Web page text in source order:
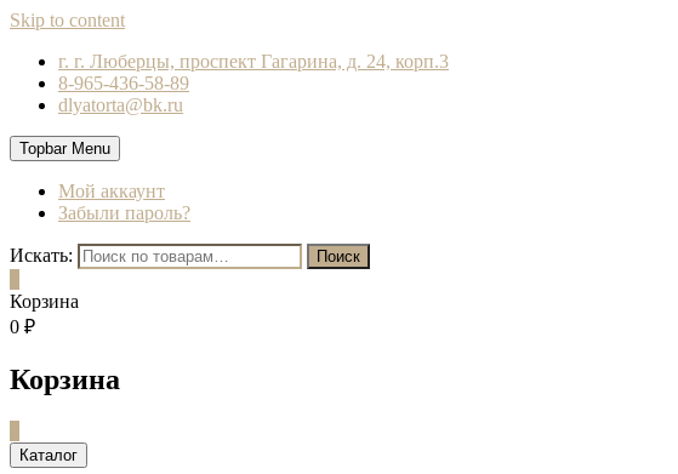
Skip to content
г. г. Люберцы, проспект Гагарина, д. 24, корп.3
8-965-436-58-89
dlyatorta@bk.ru
Topbar Menu
Мой аккаунт
Забыли пароль?
Искать: Поиск
Корзина
0 ₽
Корзина
Каталог